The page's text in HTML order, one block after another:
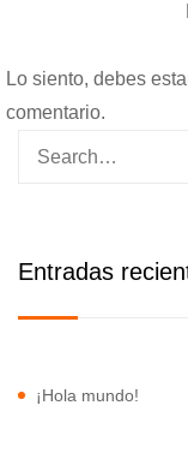
Lo siento, debes
comentario.
Entradas
¡Hola mundo!